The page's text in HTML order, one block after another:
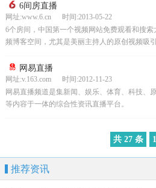
6间房直播
网址:www.6.cn 时间:2013-05-22
6个房间，中国第一个视频网站免费观看和搜
频博客空间，尤其是美丽主持人的原创视频吸
网易直播
网址:v.163.com 时间:2012-11-23
网易直播频道是集新闻、娱乐、体育、科技、
等内容于一体的综合性资讯直播平台。
共 27 条 1
推荐资讯